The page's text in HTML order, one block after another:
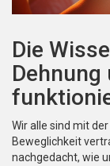
Die
Dehnung
Wir alle sind mit
Beweglichkeit
nachgedacht, wie